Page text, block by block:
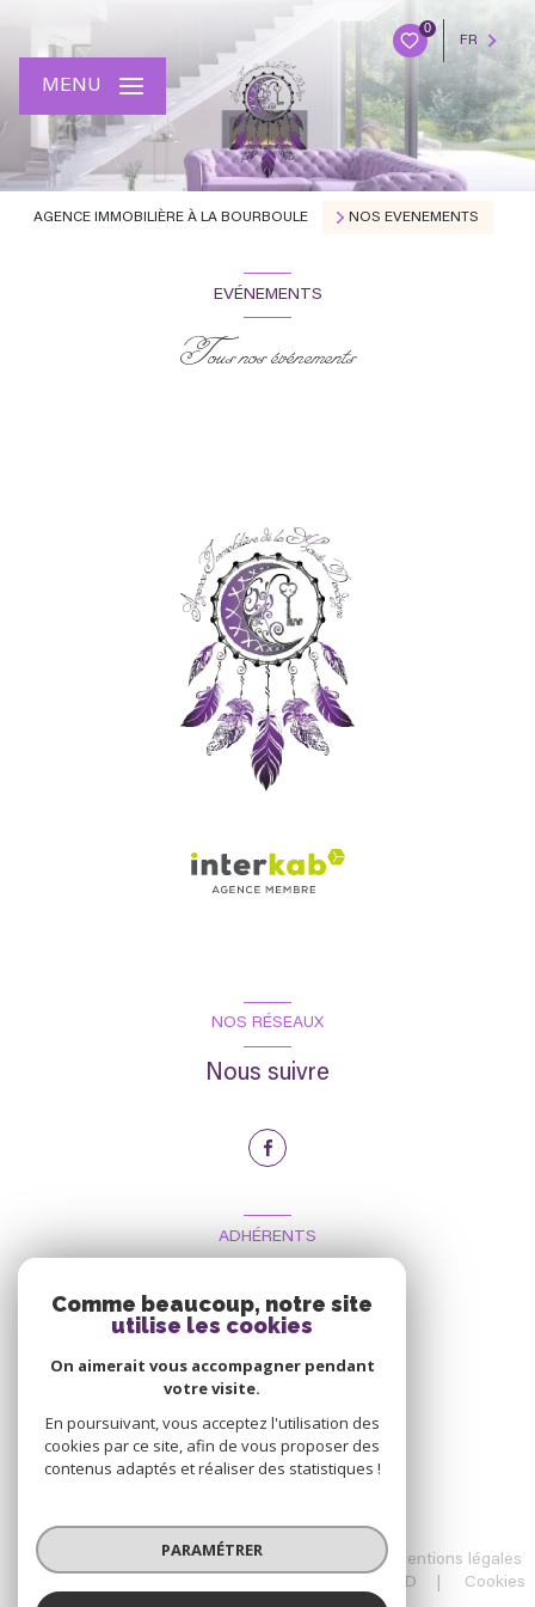
0
FR
MENU
AGENCE IMMOBILIÈRE À LA BOURBOULE NOS EVENEMENTS
EVÉNEMENTS
Tous nos événements
NOS RÉSEAUX
Nous suivre
ADHÉRENTS
© 2026 | Tous droits réservés
Nos honoraires
Nos partenaires
Mentions légales
Politique RGPD Cookies
Comme beaucoup, notre site
utilise les cookies
On aimerait vous accompagner pendant
votre visite.
En poursuivant, vous acceptez l'utilisation des
cookies par ce site, afin de vous proposer des
contenus adaptés et réaliser des statistiques !
PARAMÉTRER